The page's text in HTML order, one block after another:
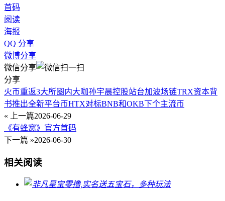
首码
阅读
海报
QQ 分享
微博分享
微信分享
分享
火币重返3大所圈内大咖孙宇晨控股站台加波场链TRX资本背
书推出全新平台币HTX对标BNB和OKB下个主流币
« 上一篇2026-06-29
《有蜂窝》官方首码
下一篇 »2026-06-30
相关阅读